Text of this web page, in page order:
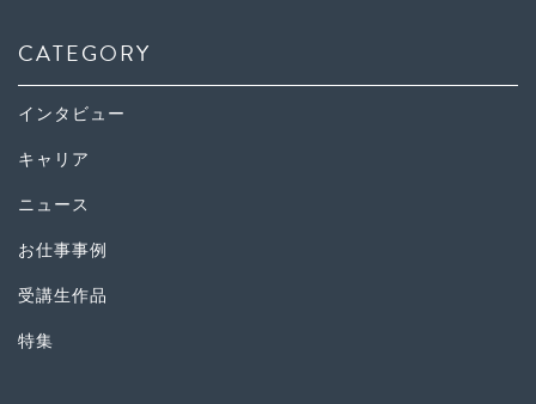
CATEGORY
インタビュー
キャリア
ニュース
お仕事事例
受講生作品
特集